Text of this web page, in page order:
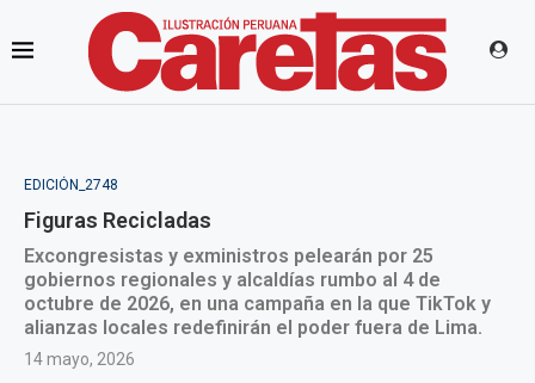
EDICIÓN_2748
Figuras Recicladas
Excongresistas y exministros pelearán por 25
gobiernos regionales y alcaldías rumbo al 4 de
octubre de 2026, en una campaña en la que TikTok y
alianzas locales redefinirán el poder fuera de Lima.
14 mayo, 2026